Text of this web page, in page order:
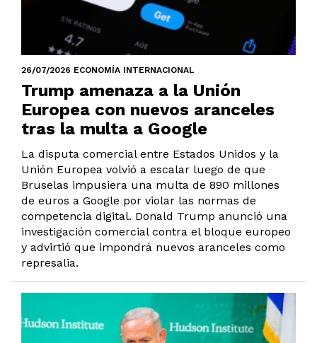
26/07/2026 ECONOMÍA INTERNACIONAL
Trump amenaza a la Unión
Europea con nuevos aranceles
tras la multa a Google
La disputa comercial entre Estados Unidos y la
Unión Europea volvió a escalar luego de que
Bruselas impusiera una multa de 890 millones
de euros a Google por violar las normas de
competencia digital. Donald Trump anunció una
investigación comercial contra el bloque europeo
y advirtió que impondrá nuevos aranceles como
represalia.